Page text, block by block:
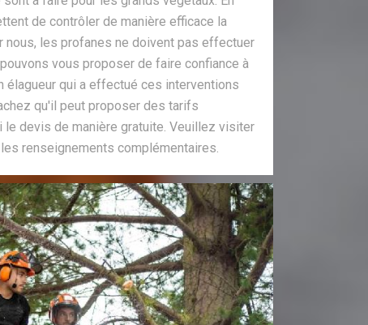
de contrôler de manière efficace la
nous, les profanes ne doivent pas effectuer
vous proposer de faire confiance à
élagueur qui a effectué ces interventions
qu'il peut proposer des tarifs
devis de manière gratuite. Veuillez visiter
renseignements complémentaires.